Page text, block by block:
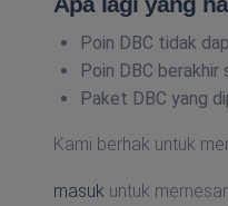
Poin DBC tidak
Poin DBC berakhir
Paket DBC yang
Kami berhak untuk
masuk untuk